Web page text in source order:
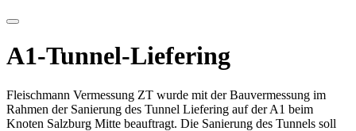
A1-Tunnel-Liefering
Fleischmann Vermessung ZT wurde mit der Bauvermessung im
Rahmen der Sanierung des Tunnel Liefering auf der A1 beim
Knoten Salzburg Mitte beauftragt. Die Sanierung des Tunnels soll